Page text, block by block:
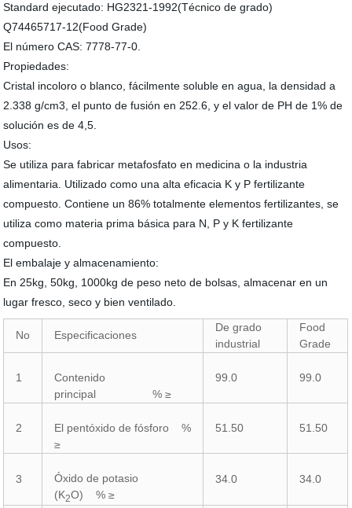
Standard ejecutado: HG2321-1992(Técnico de grado)
Q74465717-12(Food Grade)
El número CAS: 7778-77-0.
Propiedades:
Cristal incoloro o blanco, fácilmente soluble en agua, la densidad a
2.338 g/cm3, el punto de fusión en 252.6, y el valor de PH de 1% de
solución es de 4,5.
Usos:
Se utiliza para fabricar metafosfato en medicina o la industria
alimentaria. Utilizado como una alta eficacia K y P fertilizante
compuesto. Contiene un 86% totalmente elementos fertilizantes, se
utiliza como materia prima básica para N, P y K fertilizante
compuesto.
El embalaje y almacenamiento:
En 25kg, 50kg, 1000kg de peso neto de bolsas, almacenar en un
lugar fresco, seco y bien ventilado.
No Especificaciones
De grado
industrial
Food
Grade
1
Contenido
principal % ≥
99.0 99.0
2
El pentóxido de fósforo %
≥
51.50 51.50
3
Óxido de potasio
(K2O) % ≥
34.0 34.0